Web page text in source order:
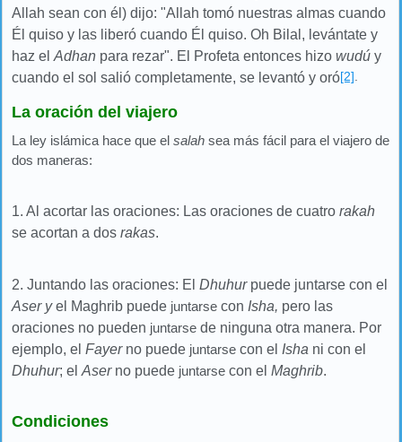
Allah sean con él) dijo: "Allah tomó nuestras almas cuando
Él quiso y las liberó cuando Él quiso. Oh Bilal, levántate y
haz el Adhan para rezar". El Profeta entonces hizo wudú y
cuando el sol salió completamente, se levantó y oró[2]
La oración del viajero
La ley islámica hace que el salah sea más fácil para el viajero de
dos maneras:
1. Al acortar las oraciones: Las oraciones de cuatro rakah
se acortan a dos rakas.
2. Juntando las oraciones: El Dhuhurpuede juntarse con el
Aser yel Maghrib puede juntarse con Isha, pero las
oraciones no pueden juntarse de ninguna otra manera. Por
ejemplo, el Fayerno puede juntarse con el Isha ni con el
Dhuhur; el Aserno puede juntarse con el Maghrib.
Condiciones